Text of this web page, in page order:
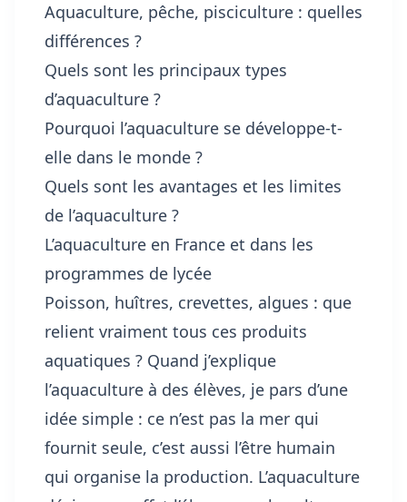
Aquaculture, pêche, pisciculture : quelles
différences ?
Quels sont les principaux types
d’aquaculture ?
Pourquoi l’aquaculture se développe-t-
elle dans le monde ?
Quels sont les avantages et les limites
de l’aquaculture ?
L’aquaculture en France et dans les
programmes de lycée
Poisson, huîtres, crevettes, algues : que
relient vraiment tous ces produits
aquatiques ? Quand j’explique
l’aquaculture à des élèves, je pars d’une
idée simple : ce n’est pas la mer qui
fournit seule, c’est aussi l’être humain
qui organise la production. L’aquaculture